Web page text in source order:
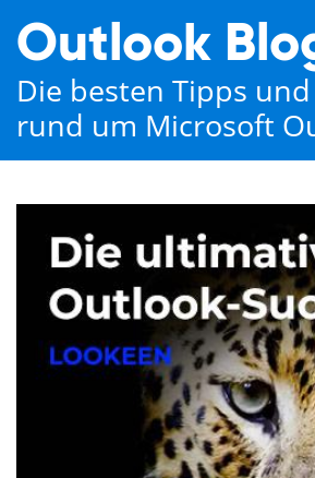
Outlook
Die besten Tipps
rund um Microsoft